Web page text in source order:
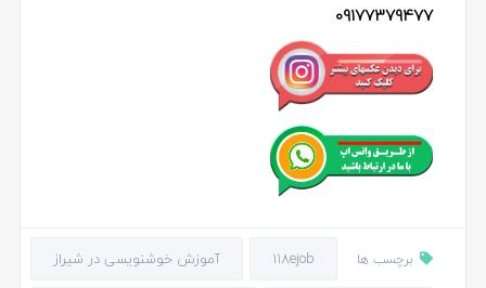
09177379477
برچسب ها 118ejob آموزش خوشنویسی در شیراز